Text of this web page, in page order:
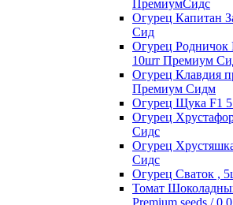
ПремиумСидс
Огурец Капитан
Сид
Огурец Родничок
10шт Премиум
Огурец Клавдия
Премиум Сидм
Огурец Щука F1
Огурец
Сидс
Огурец
Сидс
Огурец Сваток ,
Томат
Premium seeds /